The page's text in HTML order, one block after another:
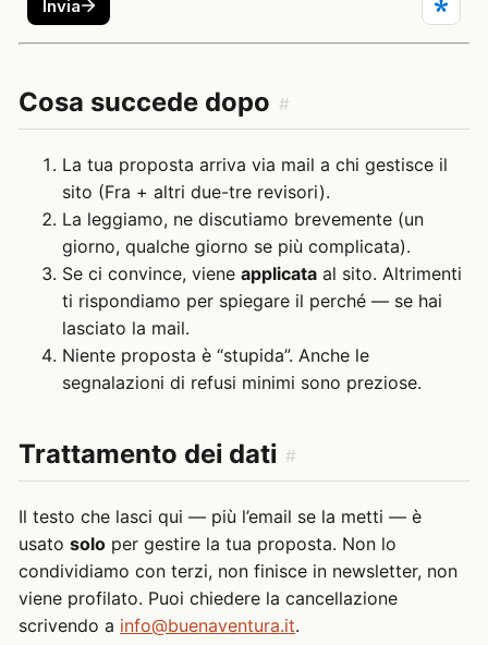
Cosa succede dopo #
La tua proposta arriva via mail a chi gestisce il
sito (Fra + altri due-tre revisori).
La leggiamo, ne discutiamo brevemente (un
giorno, qualche giorno se più complicata).
Se ci convince, viene applicata al sito. Altrimenti
ti rispondiamo per spiegare il perché — se hai
lasciato la mail.
Niente proposta è “stupida”. Anche le
segnalazioni di refusi minimi sono preziose.
Trattamento dei dati #
Il testo che lasci qui — più l’email se la metti — è
usato solo per gestire la tua proposta. Non lo
condividiamo con terzi, non finisce in newsletter, non
viene profilato. Puoi chiedere la cancellazione
scrivendo a info@buenaventura.it.